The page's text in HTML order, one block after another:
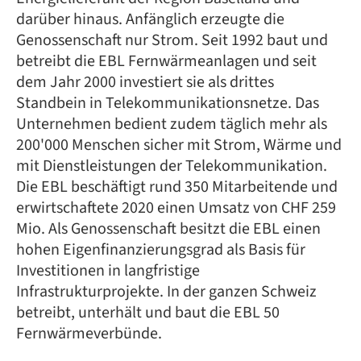
darüber hinaus. Anfänglich erzeugte die
Genossenschaft nur Strom. Seit 1992 baut und
betreibt die EBL Fernwärmeanlagen und seit
dem Jahr 2000 investiert sie als drittes
Standbein in Telekommunikationsnetze. Das
Unternehmen bedient zudem täglich mehr als
200'000 Menschen sicher mit Strom, Wärme und
mit Dienstleistungen der Telekommunikation.
Die EBL beschäftigt rund 350 Mitarbeitende und
erwirtschaftete 2020 einen Umsatz von CHF 259
Mio. Als Genossenschaft besitzt die EBL einen
hohen Eigenfinanzierungsgrad als Basis für
Investitionen in langfristige
Infrastrukturprojekte. In der ganzen Schweiz
betreibt, unterhält und baut die EBL 50
Fernwärmeverbünde.